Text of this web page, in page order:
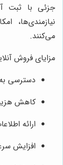
جزئی با ثبت
نیازمندی‌ها،
می‌کنند.
مزایای فروش
دسترسی به
کاهش
ارائه
افزایش